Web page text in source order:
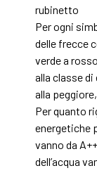
rubinetto
Per ogni
delle frecce
verde a
alla classe
alla
Per quanto
energetiche
vanno da
dell’acqua